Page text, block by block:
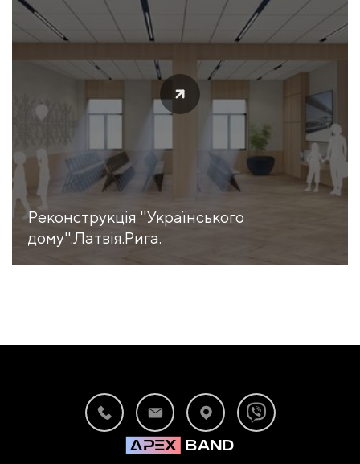
Реконструкція ''Українського
дому''.Латвія.Рига.
apex BAND